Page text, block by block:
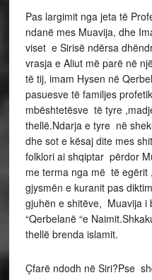
Pas largimit nga jeta të
ndanë mes Muavija, dhe
viset e Sirisë ndërsa
vrasja e Aliut më parë në
të tij, imam Hysen në
pasuesve të familjes
mbështetësve të tyre
thellë.Ndarja e tyre në
dhe sot e kësaj dite mes
folklori ai shqiptar përdor
me terma nga më të egërit
gjysmën e kuranit pas
gjuhën e shitëve, Muavija
“Qerbelanë “e
thellë brenda islamit.
Çfarë ndodh në Siri?Pse